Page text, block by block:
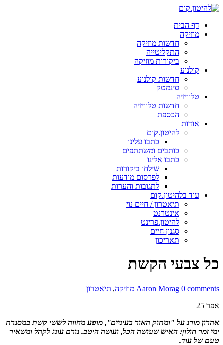
דף הבית
מוזיקה
חדשות מוזיקה
התקליטייה
ביקורות מוזיקה
קולנוע
חדשות קולנוע
סינמטק
טלוויזיה
חדשות טלוויזיה
הכספת
אודות
להיטון.קום
כתבו עלינו
כותבים ומשתתפים
כתבו אלינו
שילחו ביקורות
לפרסום מודעות
לתגובות והערות
עוד בלהיטון.קום
תיאטרון / חיים נוי
אינטרנט
להיטון.פרינט
סגנון חיים
תאריכון
כל צבעי הקשת
Aaron Morag 0 comments מוזיקה, תיאטרון
אפר 25
אהרון מורג על "ומתוק האור בעיניים", מופע מחווה לששי קשת במסגרת
ימי זמר חולון: האיש שעושה הכל, ועושה היטב. גורם עונג לקהל ומשאיר
טעם של עוד.